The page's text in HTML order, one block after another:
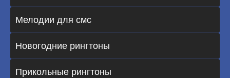
Мелодии для смс
Новогодние рингтоны
Прикольные рингтоны